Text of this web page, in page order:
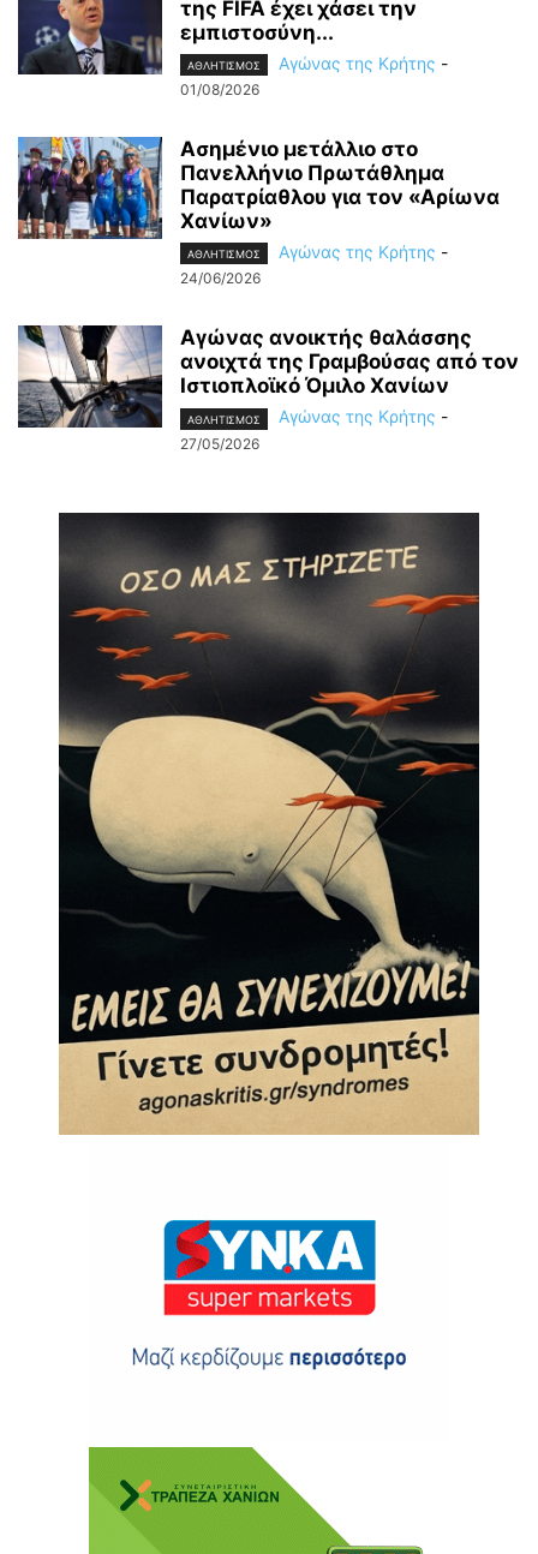
της FIFA έχει χάσει την
εμπιστοσύνη...
ΑΘΛΗΤΙΣΜΟΣ Αγώνας της Κρήτης -
01/08/2026
Ασημένιο μετάλλιο στο
Πανελλήνιο Πρωτάθλημα
Παρατρίαθλου για τον «Αρίωνα
Χανίων»
ΑΘΛΗΤΙΣΜΟΣ Αγώνας της Κρήτης -
24/06/2026
Αγώνας ανοικτής θαλάσσης
ανοιχτά της Γραμβούσας από τον
Ιστιοπλοϊκό Όμιλο Χανίων
ΑΘΛΗΤΙΣΜΟΣ Αγώνας της Κρήτης -
27/05/2026